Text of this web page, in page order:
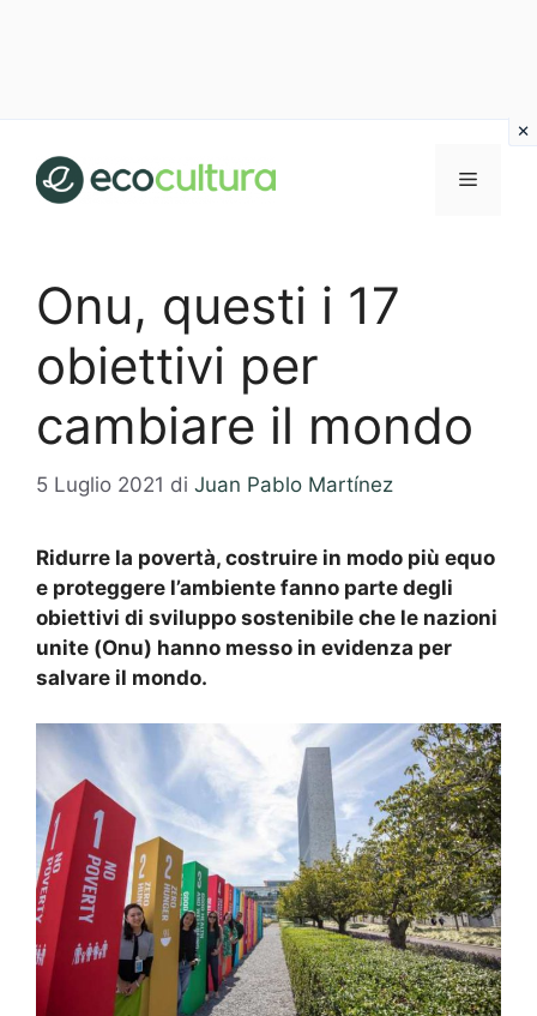
contenuto
MENU
Onu, questi i 17
obiettivi per
cambiare il mondo
5 Luglio 2021 di Juan Pablo Martínez
Ridurre la povertà, costruire in modo più equo
e proteggere l’ambiente fanno parte degli
obiettivi di sviluppo sostenibile che le nazioni
unite (Onu) hanno messo in evidenza per
salvare il mondo.